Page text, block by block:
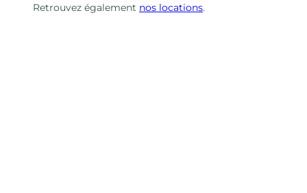
Retrouvez également nos locations.